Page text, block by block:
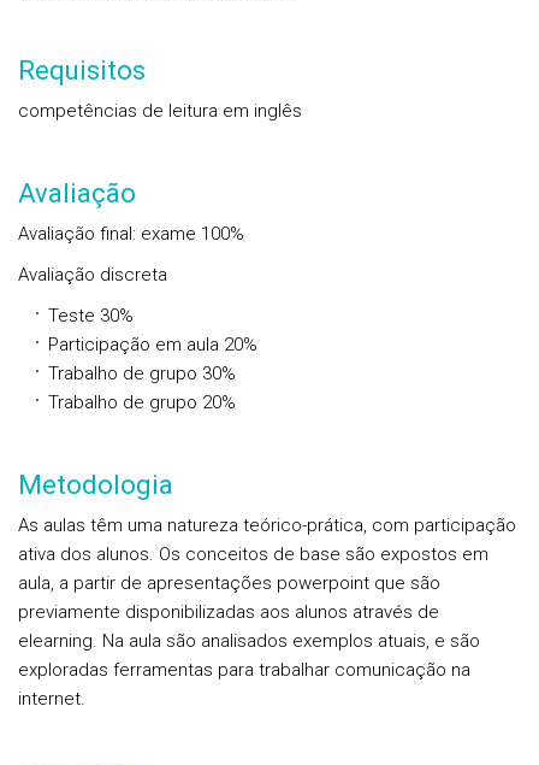
Requisitos
competências de leitura em inglês
Avaliação
Avaliação final: exame 100%
Avaliação discreta
Teste 30%
Participação em aula 20%
Trabalho de grupo 30%
Trabalho de grupo 20%
Metodologia
As aulas têm uma natureza teórico-prática, com participação
ativa dos alunos. Os conceitos de base são expostos em
aula, a partir de apresentações powerpoint que são
previamente disponibilizadas aos alunos através de
elearning. Na aula são analisados exemplos atuais, e são
exploradas ferramentas para trabalhar comunicação na
internet.